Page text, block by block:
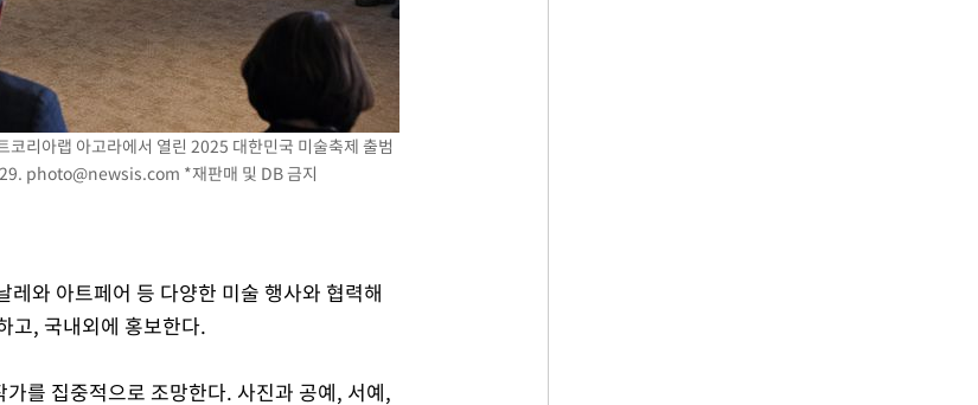
리아랩 아고라에서 열린 2025 대한민국 미술축제 출범
photo@newsis.com *재판매 및 DB 금지
와 아트페어 등 다양한 미술 행사와 협력해
고, 국내외에 홍보한다.
를 집중적으로 조망한다. 사진과 공예, 서예,